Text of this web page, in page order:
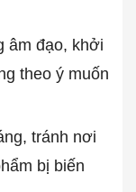
âm đạo, khởi
theo ý muốn
tránh nơi
bị biến